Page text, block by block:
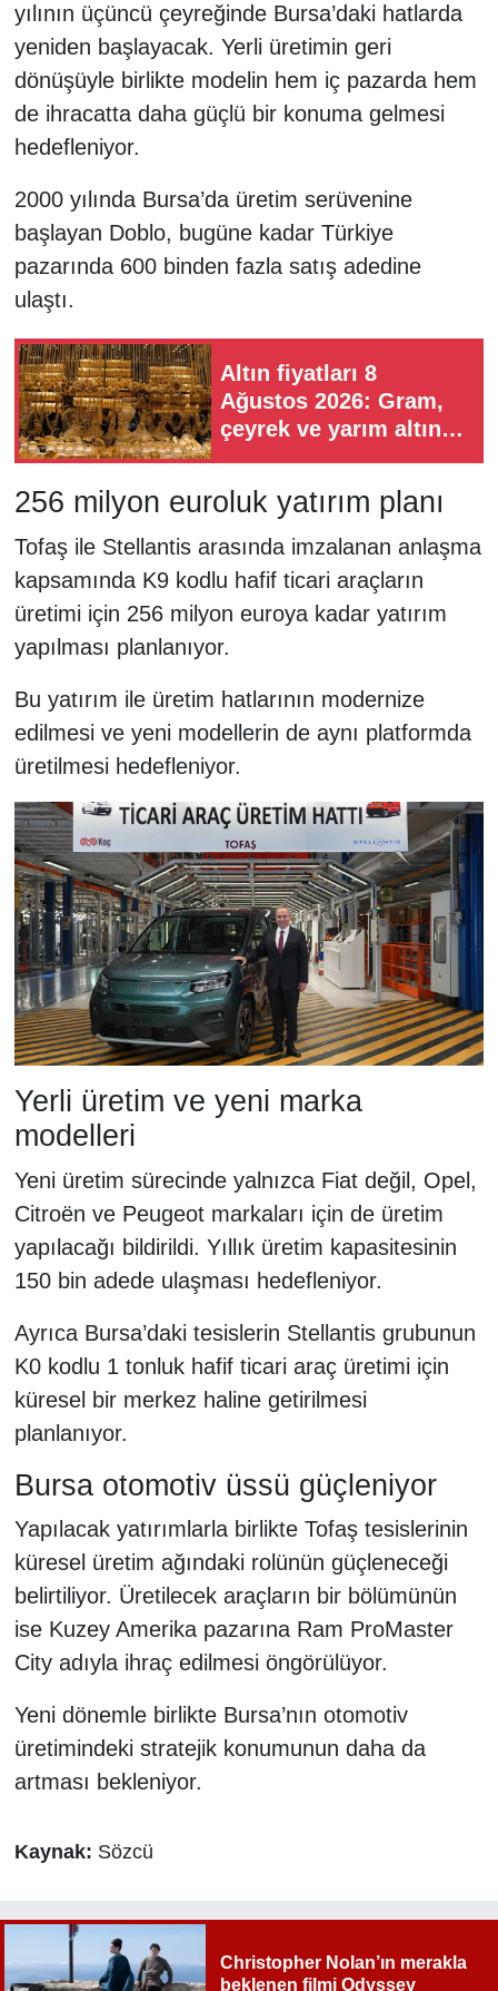
yılının üçüncü çeyreğinde Bursa’daki hatlarda
yeniden başlayacak. Yerli üretimin geri
dönüşüyle birlikte modelin hem iç pazarda hem
de ihracatta daha güçlü bir konuma gelmesi
hedefleniyor.
2000 yılında Bursa’da üretim serüvenine
başlayan Doblo, bugüne kadar Türkiye
pazarında 600 binden fazla satış adedine
ulaştı.
Altın fiyatları 8
Ağustos 2026: Gram,
çeyrek ve yarım altın
256 milyon euroluk yatırım planı
Tofaş ile Stellantis arasında imzalanan anlaşma
kapsamında K9 kodlu hafif ticari araçların
üretimi için 256 milyon euroya kadar yatırım
yapılması planlanıyor.
Bu yatırım ile üretim hatlarının modernize
edilmesi ve yeni modellerin de aynı platformda
üretilmesi hedefleniyor.
Yerli üretim ve yeni marka
modelleri
Yeni üretim sürecinde yalnızca Fiat değil, Opel,
Citroën ve Peugeot markaları için de üretim
yapılacağı bildirildi. Yıllık üretim kapasitesinin
150 bin adede ulaşması hedefleniyor.
Ayrıca Bursa’daki tesislerin Stellantis grubunun
K0 kodlu 1 tonluk hafif ticari araç üretimi için
küresel bir merkez haline getirilmesi
planlanıyor.
Bursa otomotiv üssü güçleniyor
Yapılacak yatırımlarla birlikte Tofaş tesislerinin
küresel üretim ağındaki rolünün güçleneceği
belirtiliyor. Üretilecek araçların bir bölümünün
ise Kuzey Amerika pazarına Ram ProMaster
City adıyla ihraç edilmesi öngörülüyor.
Yeni dönemle birlikte Bursa’nın otomotiv
üretimindeki stratejik konumunun daha da
artması bekleniyor.
Kaynak: Sözcü
Christopher Nolan’ın merakla
beklenen filmi Odyssey